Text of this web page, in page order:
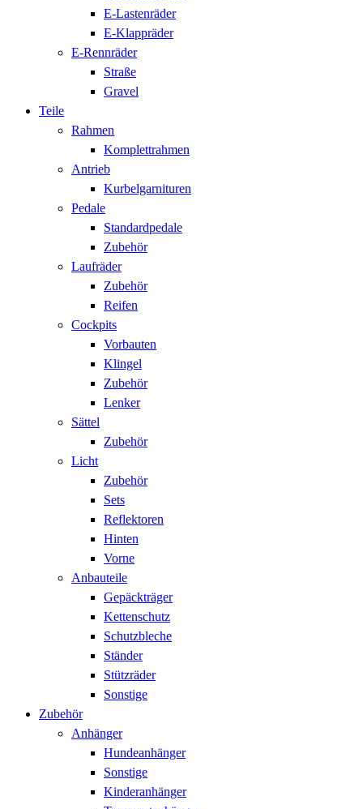
E-Lastenräder
E-Klappräder
E-Rennräder
Straße
Gravel
Teile
Rahmen
Komplettrahmen
Antrieb
Kurbelgarnituren
Pedale
Standardpedale
Zubehör
Laufräder
Zubehör
Reifen
Cockpits
Vorbauten
Klingel
Zubehör
Lenker
Sättel
Zubehör
Licht
Zubehör
Sets
Reflektoren
Hinten
Vorne
Anbauteile
Gepäckträger
Kettenschutz
Schutzbleche
Ständer
Stützräder
Sonstige
Zubehör
Anhänger
Hundeanhänger
Sonstige
Kinderanhänger